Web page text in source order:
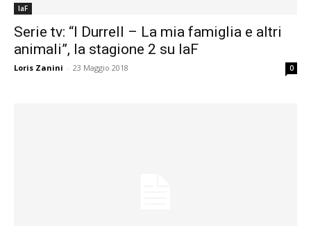
laF
Serie tv: “I Durrell – La mia famiglia e altri
animali”, la stagione 2 su laF
Loris Zanini - 23 Maggio 2018 0